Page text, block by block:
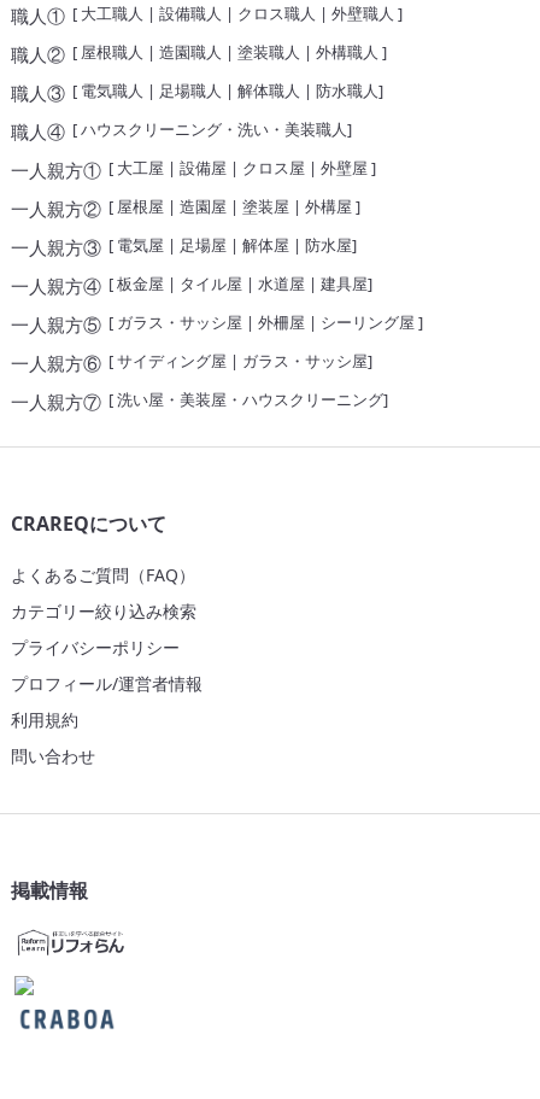
職人①[ 大工職人 | 設備職人 | クロス職人 | 外壁職人 ]
職人②[ 屋根職人 | 造園職人 | 塗装職人 | 外構職人 ]
職人③[ 電気職人 | 足場職人 | 解体職人 | 防水職人]
職人④[ハウスクリーニング・洗い・美装職人]
一人親方①[ 大工屋 | 設備屋 | クロス屋 | 外壁屋 ]
一人親方②[ 屋根屋 | 造園屋 | 塗装屋 | 外構屋 ]
一人親方③[ 電気屋 | 足場屋 | 解体屋 | 防水屋]
一人親方④[板金屋 | タイル屋 | 水道屋 | 建具屋]
一人親方⑤[ ガラス・サッシ屋 | 外柵屋 | シーリング屋 ]
一人親方⑥[サイディング屋 | ガラス・サッシ屋]
一人親方⑦[洗い屋・美装屋・ハウスクリーニング]
CRAREQについて
よくあるご質問（FAQ）
カテゴリー絞り込み検索
プライバシーポリシー
プロフィール/運営者情報
利用規約
問い合わせ
掲載情報